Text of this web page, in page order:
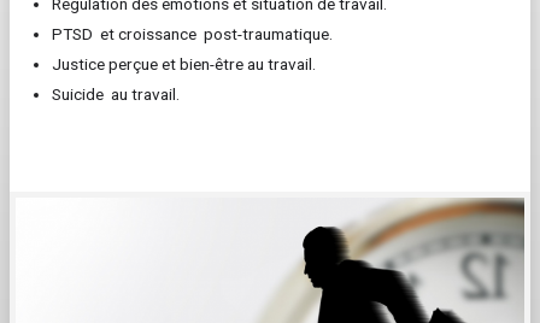
PTSD et croissance post-traumatique.
Justice perçue et bien-être au travail.
Suicide au travail.